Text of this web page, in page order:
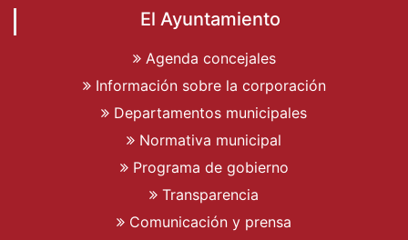
El Ayuntamiento
Agenda concejales
Información sobre la corporación
Departamentos municipales
Normativa municipal
Programa de gobierno
Transparencia
Comunicación y prensa